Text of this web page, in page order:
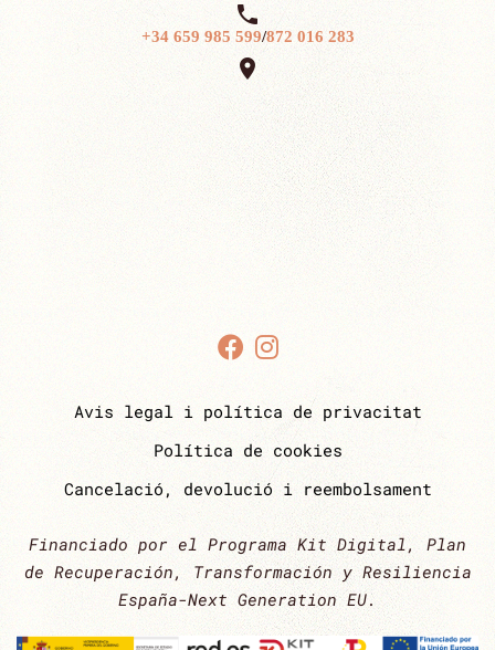

+34 659 985 599/872 016 283

Avis legal i política de privacitat
Política de cookies
Cancelació, devolució i reembolsament
Financiado por el Programa Kit Digital, Plan
de Recuperación, Transformación y Resiliencia
España-Next Generation EU.